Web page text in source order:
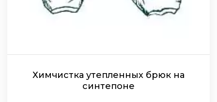
Химчистка утепленных брюк на
синтепоне